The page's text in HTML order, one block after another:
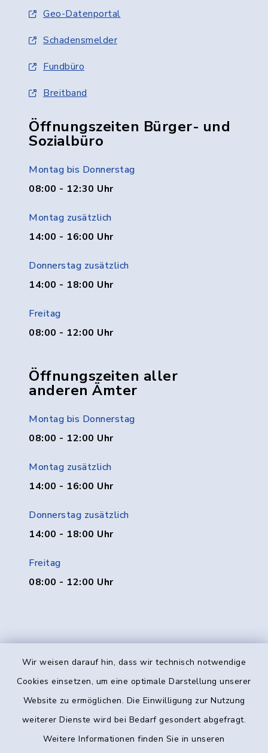
Wir weisen darauf hin, dass wir technisch notwendige
Cookies einsetzen, um eine optimale Darstellung unserer
Website zu ermöglichen. Die Einwilligung zur Nutzung
weiterer Dienste wird bei Bedarf gesondert abgefragt.
Weitere Informationen finden Sie in unseren
Geo-Datenportal
Schadensmelder
Fundbüro
Breitband
Öffnungszeiten Bürger- und
Sozialbüro
Montag bis Donnerstag
08:00 - 12:30 Uhr
Montag zusätzlich
14:00 - 16:00 Uhr
Donnerstag zusätzlich
14:00 - 18:00 Uhr
Freitag
08:00 - 12:00 Uhr
Öffnungszeiten aller
anderen Ämter
Montag bis Donnerstag
08:00 - 12:00 Uhr
Montag zusätzlich
14:00 - 16:00 Uhr
Donnerstag zusätzlich
14:00 - 18:00 Uhr
Freitag
08:00 - 12:00 Uhr
Kontakt
Datenschutz